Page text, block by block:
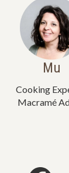
Mu
Cooking
Macramé